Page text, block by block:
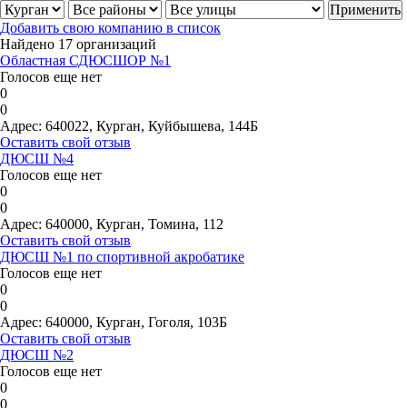
Добавить свою компанию в список
Найдено 17 организаций
Областная СДЮСШОР №1
Голосов еще нет
0
0
Адрес: 640022, Курган, Куйбышева, 144Б
Оставить свой отзыв
ДЮСШ №4
Голосов еще нет
0
0
Адрес: 640000, Курган, Томина, 112
Оставить свой отзыв
ДЮСШ №1 по спортивной акробатике
Голосов еще нет
0
0
Адрес: 640000, Курган, Гоголя, 103Б
Оставить свой отзыв
ДЮСШ №2
Голосов еще нет
0
0